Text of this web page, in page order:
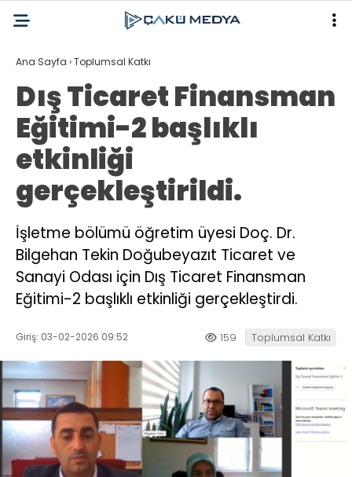
Ana Sayfa ›Toplumsal Katkı
Dış Ticaret Finansman
Eğitimi-2 başlıklı
etkinliği
gerçekleştirildi.
İşletme bölümü öğretim üyesi Doç. Dr.
Bilgehan Tekin Doğubeyazıt Ticaret ve
Sanayi Odası için Dış Ticaret Finansman
Eğitimi-2 başlıklı etkinliği gerçekleştirdi.
Giriş: 03-02-2026 09:52 159 Toplumsal Katkı